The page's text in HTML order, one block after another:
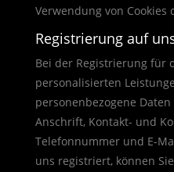
Verwendung von Cookies
Registrierung auf
Bei der Registrierung für
personalisierten
personenbezogene
Anschrift, Kontakt- und
Telefonnummer und E-
uns registriert, können